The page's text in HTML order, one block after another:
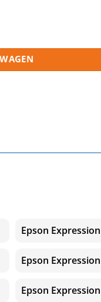
aantal
Epson
Epson
Epson